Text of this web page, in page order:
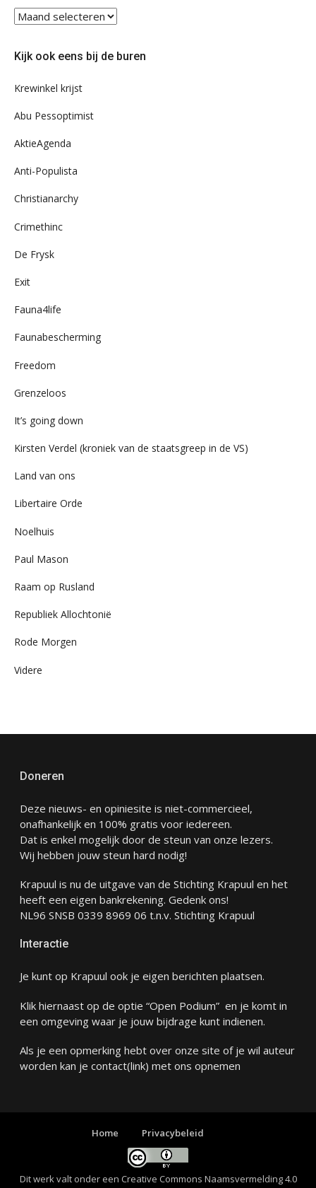
Blader
eens
ons
Kijk ook eens bij de buren
Krewinkel krijst
Abu Pessoptimist
AktieAgenda
Anti-Populista
Christianarchy
Crimethinc
De Frysk
Exit
Fauna4life
Faunabescherming
Freedom
Grenzeloos
It’s going down
Kirsten Verdel (kroniek van de staatsgreep in de VS)
Land van ons
Libertaire Orde
Noelhuis
Paul Mason
Raam op Rusland
Republiek Allochtonië
Rode Morgen
Videre
Doneren
Deze nieuws- en opiniesite is niet-commercieel,
onafhankelijk en 100% gratis voor iedereen.
Dat is enkel mogelijk door de steun van onze lezers.
Wij hebben jouw steun hard nodig!
Krapuul is nu de uitgave van de Stichting Krapuul en het
heeft een eigen bankrekening. Gedenk ons!
NL96 SNSB 0339 8969 06 t.n.v. Stichting Krapuul
Interactie
Je kunt op Krapuul ook je eigen berichten plaatsen.
Klik hiernaast op de optie “Open Podium” en je komt in
een omgeving waar je jouw bijdrage kunt indienen.
Als je een opmerking hebt over onze site of je wil auteur
worden kan je contact(link) met ons opnemen
Home Privacybeleid
Dit werk valt onder een Creative Commons Naamsvermelding 4.0